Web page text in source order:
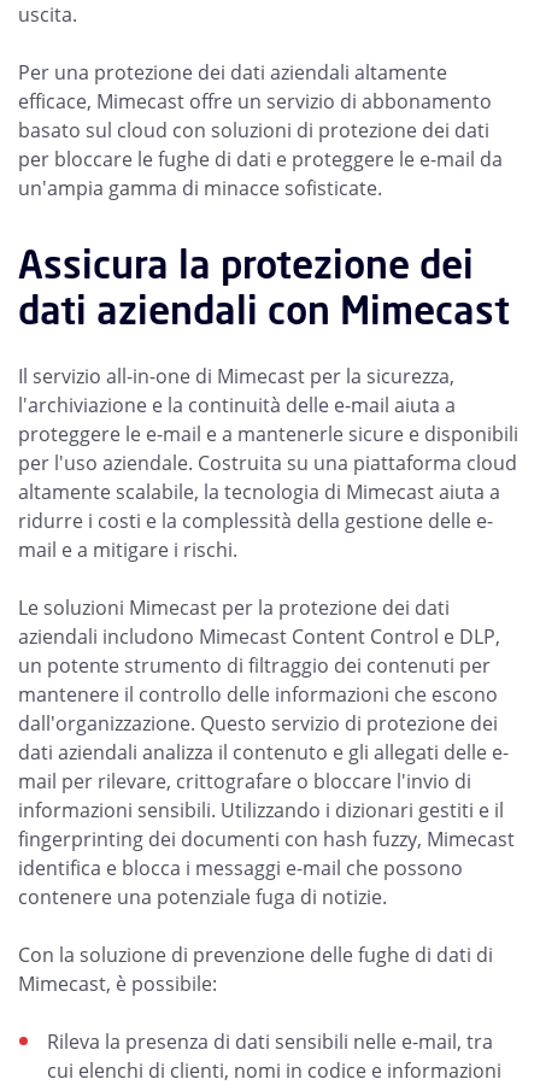
uscita.
Per una protezione dei dati aziendali altamente
efficace, Mimecast offre un servizio di abbonamento
basato sul cloud con soluzioni di protezione dei dati
per bloccare le fughe di dati e proteggere le e-mail da
un'ampia gamma di minacce sofisticate.
Assicura la protezione dei
dati aziendali con Mimecast
Il servizio all-in-one di Mimecast per la sicurezza,
l'archiviazione e la continuità delle e-mail aiuta a
proteggere le e-mail e a mantenerle sicure e disponibili
per l'uso aziendale. Costruita su una piattaforma cloud
altamente scalabile, la tecnologia di Mimecast aiuta a
ridurre i costi e la complessità della gestione delle e-
mail e a mitigare i rischi.
Le soluzioni Mimecast per la protezione dei dati
aziendali includono Mimecast Content Control e DLP,
un potente strumento di filtraggio dei contenuti per
mantenere il controllo delle informazioni che escono
dall'organizzazione. Questo servizio di protezione dei
dati aziendali analizza il contenuto e gli allegati delle e-
mail per rilevare, crittografare o bloccare l'invio di
informazioni sensibili. Utilizzando i dizionari gestiti e il
fingerprinting dei documenti con hash fuzzy, Mimecast
identifica e blocca i messaggi e-mail che possono
contenere una potenziale fuga di notizie.
Con la soluzione di prevenzione delle fughe di dati di
Mimecast, è possibile:
Rileva la presenza di dati sensibili nelle e-mail, tra
cui elenchi di clienti, nomi in codice e informazioni